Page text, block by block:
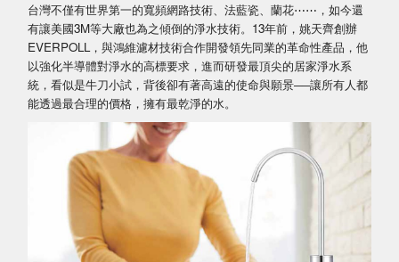
台灣不僅有世界第一的寬頻網路技術、法藍瓷、蘭花⋯⋯，如今還
有讓美國3M等大廠也為之傾倒的淨水技術。13年前，姚天齊創辦
EVERPOLL，與鴻維濾材技術合作開發領先同業的革命性產品，他
以強化半導體對淨水的高標要求，進而研發最頂尖的居家淨水系
統，看似是牛刀小試，背後卻有著高遠的使命與願景──讓所有人都
能透過最合理的價格，擁有最乾淨的水。